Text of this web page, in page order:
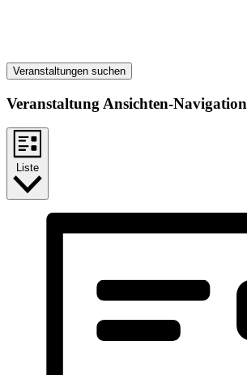
Veranstaltungen suchen
Veranstaltung Ansichten-Navigation
Liste